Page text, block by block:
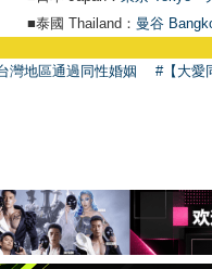
■泰國 Thailand： 曼谷
灣地區通過同性婚姻 #【大愛